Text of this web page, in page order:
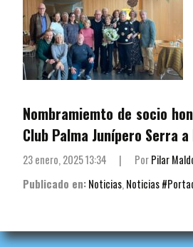
Nombramiemto de socio
Club Palma Junípero Serra
23 enero, 2025 13:34 | PorPilar
Publicado en:Noticias,Noticias